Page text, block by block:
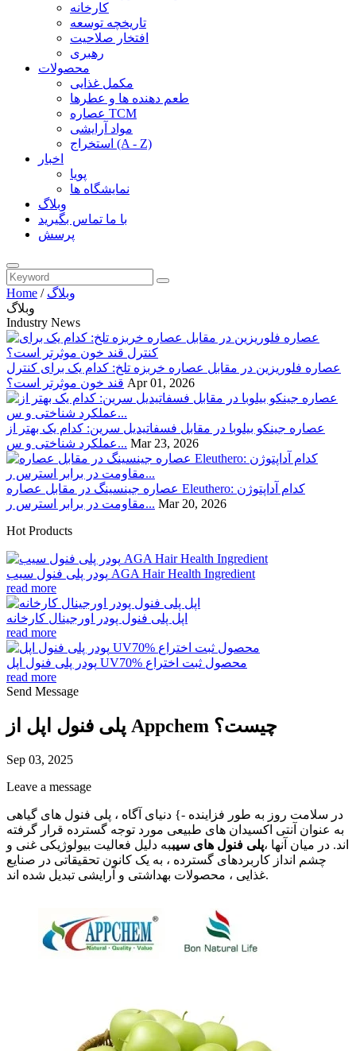
کارخانه
تاریخچه توسعه
افتخار صلاحیت
رهبری
محصولات
مکمل غذایی
طعم دهنده ها و عطرها
عصاره TCM
مواد آرایشی
استخراج (A - Z)
اخبار
پویا
نمایشگاه ها
وبلاگ
با ما تماس بگیرید
پرسش
Home / وبلاگ
وبلاگ
Industry News
عصاره فلوریزین در مقابل عصاره خربزه تلخ: کدام یک برای کنترل
قند خون موثرتر است؟ Apr 01, 2026
عصاره جینکو بیلوبا در مقابل فسفاتیدیل سرین: کدام یک بهتر از
عملکرد شناختی و س... Mar 23, 2026
عصاره جینسینگ در مقابل عصاره Eleuthero: کدام آداپتوژن
مقاومت در برابر استرس ر... Mar 20, 2026
Hot Products
پودر پلی فنول سیب AGA Hair Health Ingredient
read more
اپل پلی فنول پودر اورجینال کارخانه
read more
پودر پلی فنول اپل UV70% محصول ثبت اختراع
read more
Send Message
پلی فنول اپل از Appchem چیست؟
Sep 03, 2025
Leave a message
در سلامت روز به طور فزاینده -} دنیای آگاه ، پلی فنول های گیاهی
به عنوان آنتی اکسیدان های طبیعی مورد توجه گسترده قرار گرفته
اند. در میان آنها ،پلی فنول های سیببه دلیل فعالیت بیولوژیکی غنی و
چشم انداز کاربردهای گسترده ، به یک کانون تحقیقاتی در صنایع
غذایی ، محصولات بهداشتی و آرایشی تبدیل شده اند.